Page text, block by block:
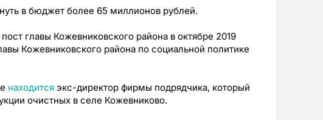
в бюджет более 65 миллионов рублей.
главы Кожевниковского района в октябре 2019
Кожевниковского района по социальной политике
находится экс-директор фирмы подрядчика, который
очистных в селе Кожевниково.